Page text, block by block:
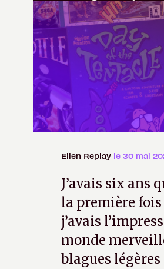
Ellen Replay le 30 mai
J’avais six ans
la première fois
j’avais
monde
blagues